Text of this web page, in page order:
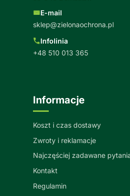
E-mail
sklep@zielonaochrona.pl
Infolinia
+48 510 013 365
Informacje
Koszt i czas dostawy
Zwroty i reklamacje
Najczęściej zadawane
Kontakt
Regulamin